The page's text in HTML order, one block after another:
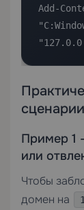
Add-
Пример 1
или
Чтобы
домен на